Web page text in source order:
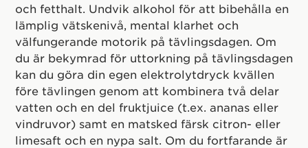
och fetthalt. Undvik alkohol för att bibehålla en
lämplig vätskenivå, mental klarhet och
välfungerande motorik på tävlingsdagen. Om
du är bekymrad för uttorkning på tävlingsdagen
kan du göra din egen elektrolytdryck kvällen
före tävlingen genom att kombinera två delar
vatten och en del fruktjuice (t.ex. ananas eller
vindruvor) samt en matsked färsk citron- eller
limesaft och en nypa salt. Om du fortfarande är